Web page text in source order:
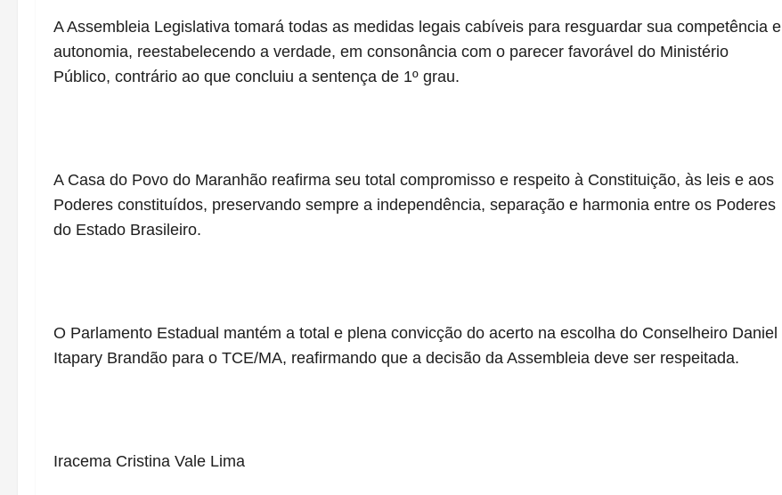
A Assembleia Legislativa tomará todas as medidas legais cabíveis para resguardar sua competência e
autonomia, reestabelecendo a verdade, em consonância com o parecer favorável do Ministério
Público, contrário ao que concluiu a sentença de 1º grau.
A Casa do Povo do Maranhão reafirma seu total compromisso e respeito à Constituição, às leis e aos
Poderes constituídos, preservando sempre a independência, separação e harmonia entre os Poderes
do Estado Brasileiro.
O Parlamento Estadual mantém a total e plena convicção do acerto na escolha do Conselheiro Daniel
Itapary Brandão para o TCE/MA, reafirmando que a decisão da Assembleia deve ser respeitada.
Iracema Cristina Vale Lima